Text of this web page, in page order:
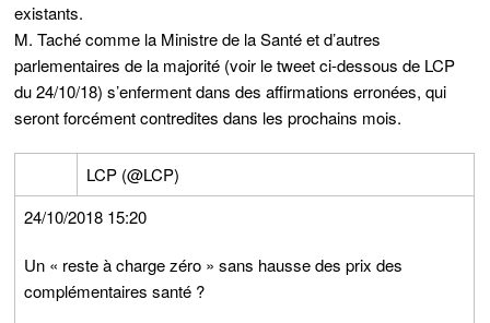
existants.
M. Taché comme la Ministre de la Santé et d’autres
parlementaires de la majorité (voir le tweet ci-dessous de LCP
du 24/10/18) s’enferment dans des affirmations erronées, qui
seront forcément contredites dans les prochains mois.
LCP (@LCP)
24/10/2018 15:20
Un « reste à charge zéro » sans hausse des prix des
complémentaires santé ?